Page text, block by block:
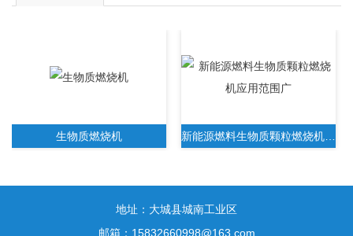
生物质燃烧机 新能源燃料生物质颗粒燃烧机应用范围广
地址：大城县城南工业区
邮箱：15832660998@163.com